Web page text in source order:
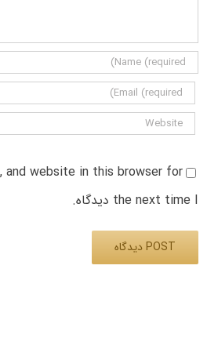
and website in this browser for
the next time I دیدگاه.